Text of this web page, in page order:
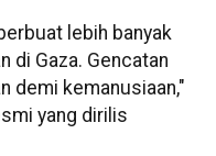
lebih banyak
di Gaza. Gencatan
demi kemanusiaan,"
yang dirilis